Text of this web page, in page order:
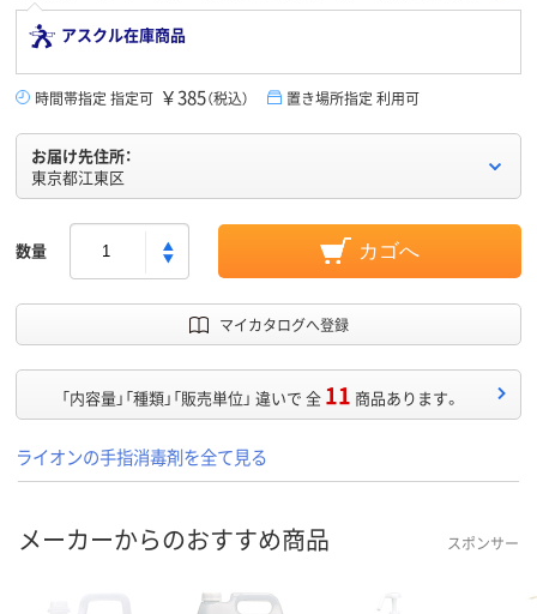
アスクル在庫商品
時間帯指定 指定可 ￥385（税込） 置き場所指定 利用可
お届け先住所：
東京都江東区
数量 カゴへ
マイカタログへ登録
「内容量」「種類」「販売単位」 違いで 全 11 商品あります。
ライオンの手指消毒剤を全て見る
メーカーからのおすすめ商品 スポンサー